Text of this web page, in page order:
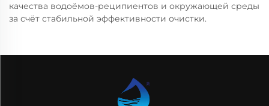
качества водоёмов-реципиентов и окружающей среды
за счёт стабильной эффективности очистки.